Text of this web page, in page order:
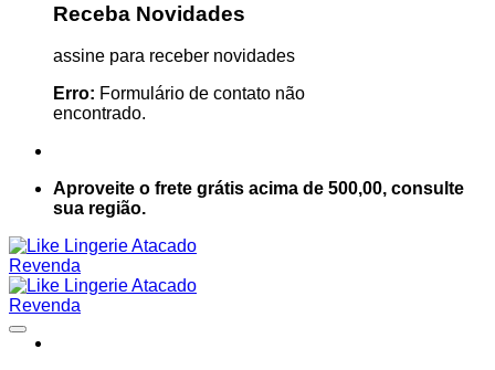
Receba Novidades
assine para receber novidades
Erro: Formulário de contato não
encontrado.
Aproveite o frete grátis acima de 500,00, consulte
sua região.